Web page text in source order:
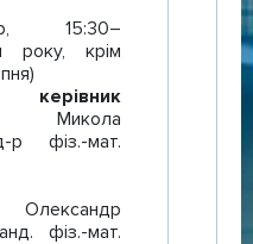
15:30–
року, крім
р фіз.-мат.
фіз.-мат.